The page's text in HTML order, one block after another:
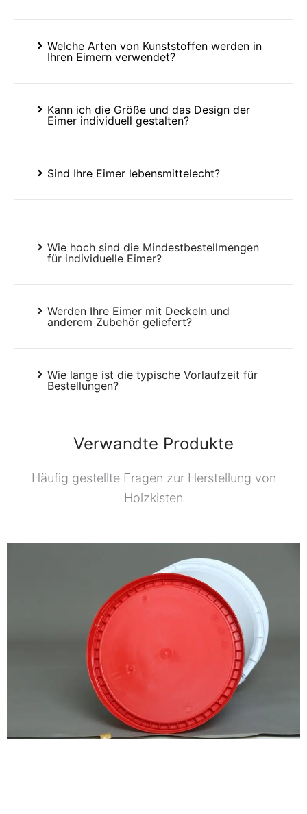
Welche Arten von Kunststoffen werden in
Ihren Eimern verwendet?
Kann ich die Größe und das Design der
Eimer individuell gestalten?
Sind Ihre Eimer lebensmittelecht?
Wie hoch sind die Mindestbestellmengen
für individuelle Eimer?
Werden Ihre Eimer mit Deckeln und
anderem Zubehör geliefert?
Wie lange ist die typische Vorlaufzeit für
Bestellungen?
Verwandte Produkte
Häufig gestellte Fragen zur Herstellung von
Holzkisten